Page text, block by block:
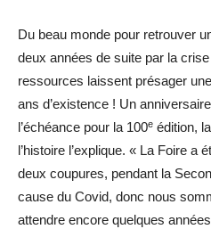
Du beau monde pour retrouver
deux années de suite par la
ressources laissent présager
ans d’existence ! Un
l’échéance pour la 100e édition,
l’histoire l’explique. « La Foire a
deux coupures, pendant la
cause du Covid, donc nous
attendre encore quelques